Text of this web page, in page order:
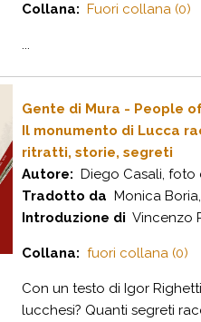
Collana: Fuori collana (0)
...
Gente di Mura - People
Il monumento di Lucca
ritratti, storie, segreti
Autore: Diego Casali, foto
Tradotto da Monica
Introduzione di Vincenzo
Collana: fuori collana (0)
Con un testo di Igor Righetti
lucchesi? Quanti segreti